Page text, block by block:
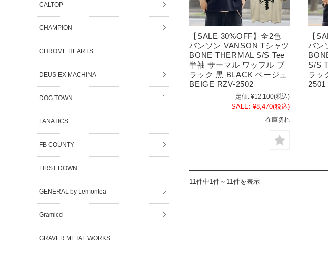
【SALE 30%OFF】全2色
バンソン VANSON Tシャツ
BONE THERMAL S/S Tee
半袖 サーマル ワッフル ブ
ラック 黒 BLACK ベージュ
BEIGE RZV-2502
定価: ¥12,100(税込)
SALE: ¥8,470(税込)
在庫切れ
【
バン
S/S
ラッ
2501
11件中1件～11件を表示
CALTOP
CHAMPION
CHROME HEARTS
DEUS EX MACHINA
DOG TOWN
FANATICS
FB COUNTY
FIRST DOWN
GENERAL by Lemontea
Gramicci
GRAVER METAL WORKS